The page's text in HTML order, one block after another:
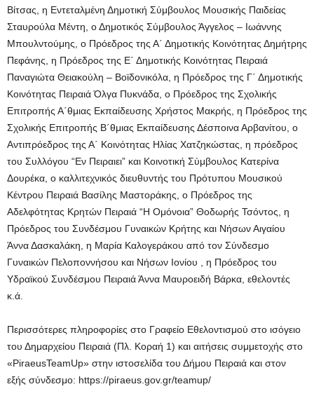
Βίτσας, η Εντεταλμένη Δημοτική Σύμβουλος Μουσικής Παιδείας
Σταυρούλα Μέντη, ο Δημοτικός Σύμβουλος Άγγελος – Ιωάννης
Μπουλντούμης, ο Πρόεδρος της Α΄ Δημοτικής Κοινότητας Δημήτρης
Πεφάνης, η Πρόεδρος της Ε΄ Δημοτικής Κοινότητας Πειραιά
Παναγιώτα Θειακούλη – Βοϊδονικόλα, η Πρόεδρος της Γ΄ Δημοτικής
Κοινότητας Πειραιά Όλγα Πυκνάδα, ο Πρόεδρος της Σχολικής
Επιτροπής Α΄θμιας Εκπαίδευσης Χρήστος Μακρής, η Πρόεδρος της
Σχολικής Επιτροπής B΄θμιας Εκπαίδευσης Δέσποινα Αρβανίτου, ο
Αντιπρόεδρος της Α΄ Κοινότητας Ηλίας Χατζηκώστας, η πρόεδρος
του Συλλόγου “Εν Πειραιει” και Κοινοτική Σύμβουλος Κατερίνα
Δουρέκα, ο καλλιτεχνικός διευθυντής του Πρότυπου Μουσικού
Κέντρου Πειραιά Βασίλης Μαστοράκης, ο Πρόεδρος της
Αδελφότητας Κρητών Πειραιά “Η Ομόνοια” Θοδωρής Τσόντος, η
Πρόεδρος του Συνδέσμου Γυναικών Κρήτης και Νήσων Αιγαίου
Άννα Δασκαλάκη, η Μαρία Καλογεράκου από τον Σύνδεσμο
Γυναικών Πελοποννήσου και Νήσων Ιονίου , η Πρόεδρος του
Υδραϊκού Συνδέσμου Πειραιά Άννα Μαυροειδή Βάρκα, εθελοντές
κ.ά.
Περισσότερες πληροφορίες στο Γραφείο Εθελοντισμού στο ισόγειο
του Δημαρχείου Πειραιά (Πλ. Κοραή 1) και αιτήσεις συμμετοχής στο
«PiraeusTeamUp» στην ιστοσελίδα του Δήμου Πειραιά και στον
εξής σύνδεσμο: https://piraeus.gov.gr/teamup/